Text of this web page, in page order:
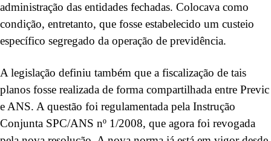
administração das entidades fechadas. Colocava como
condição, entretanto, que fosse estabelecido um custeio
específico segregado da operação de previdência.
A legislação definiu também que a fiscalização de tais
planos fosse realizada de forma compartilhada entre Previc
e ANS. A questão foi regulamentada pela Instrução
Conjunta SPC/ANS nº 1/2008, que agora foi revogada